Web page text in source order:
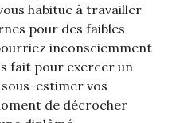
habitue à travailler
pour des faibles
inconsciemment
fait pour exercer un
estimer vos
de décrocher